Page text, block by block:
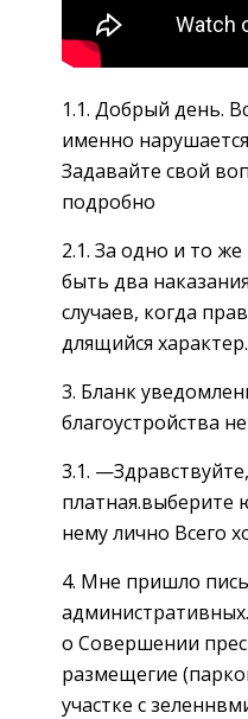
1.1. Добрый день.
именно
Задавайте свой
подробно
2.1. За одно и то
быть два
случаев, когда
длящийся характер.
3. Бланк
благоустройства
3.1. —Здравствуйте,
платная.выберите
нему лично Всего
4. Мне пришло
о Совершении
размещегие
участке с